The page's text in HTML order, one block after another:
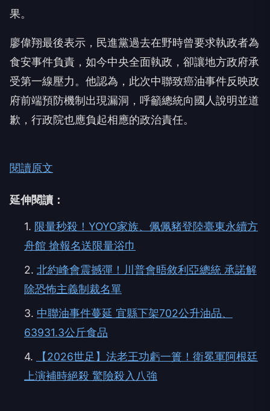
果。
廖偉翔最後表示，民進黨過去在野時曾要求執政者為
食安事件負責，如今中央全面執政，卻讓地方政府承
受第一線壓力。他認為，此次中聯致癌油事件反映政
府前端預防機制出現漏洞，呼籲總統向國人說明並道
歉，行政院也應負起相應的政治責任。
閱讀原文
延伸閱讀：
1. 限量秒殺！YOYO家族、佩佩豬登陸臺東永續方
舟館 搶報名送限量浴巾
2. 北約峰會震撼彈！川普會晤敘利亞總統 承諾解
除恐怖主義制裁名單
3. 中聯油事件蔓延 宜縣下架702公升油品、
63931.3公斤食品
4.
【2026世足】法老王功虧一簣！衛冕軍阿根廷
上演補時絕殺 驚險殺入八強